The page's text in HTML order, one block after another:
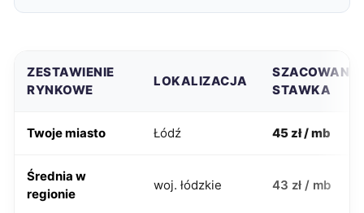
ZESTAWIENIE
RYNKOWE
LOKALIZACJA
SZACOWANA
STAWKA
Twoje miasto Łódź 45 zł / mb
Średnia w
regionie
woj. łódzkie 43 zł / mb